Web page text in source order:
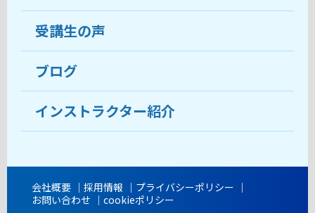
おすすめ・人気の講座
目的から講座を探す
教室ブログ
料金
受講までの流れ
よくあるご質問
受講生の声
ブログ
インストラクター紹介
会社概要 採用情報
プライバシーポリシー
お問い合わせ
cookieポリシー